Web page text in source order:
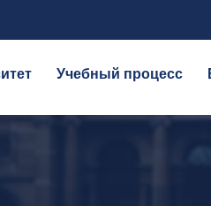
Учебный процесс